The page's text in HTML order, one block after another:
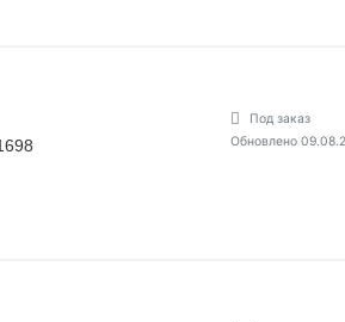
Под заказ
Обновлено